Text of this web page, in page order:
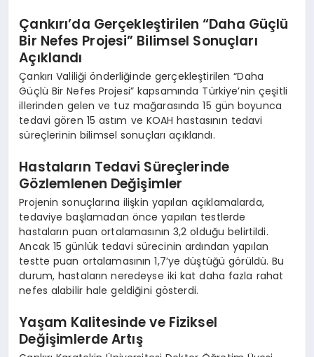
Çankırı’da Gerçekleştirilen “Daha Güçlü
Bir Nefes Projesi” Bilimsel Sonuçları
Açıklandı
Çankırı Valiliği önderliğinde gerçekleştirilen “Daha
Güçlü Bir Nefes Projesi” kapsamında Türkiye’nin çeşitli
illerinden gelen ve tuz mağarasında 15 gün boyunca
tedavi gören 15 astım ve KOAH hastasının tedavi
süreçlerinin bilimsel sonuçları açıklandı.
Hastaların Tedavi Süreçlerinde
Gözlemlenen Değişimler
Projenin sonuçlarına ilişkin yapılan açıklamalarda,
tedaviye başlamadan önce yapılan testlerde
hastaların puan ortalamasının 3,2 olduğu belirtildi.
Ancak 15 günlük tedavi sürecinin ardından yapılan
testte puan ortalamasının 1,7’ye düştüğü görüldü. Bu
durum, hastaların neredeyse iki kat daha fazla rahat
nefes alabilir hale geldiğini gösterdi.
Yaşam Kalitesinde ve Fiziksel
Değişimlerde Artış